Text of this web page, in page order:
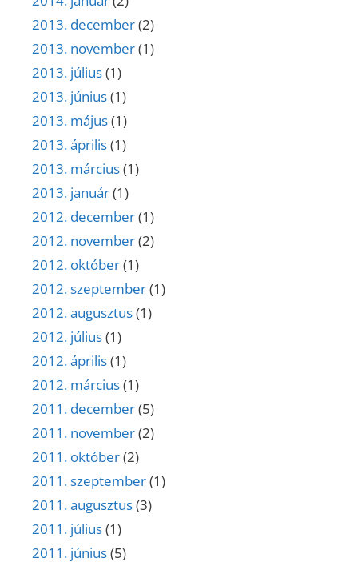
2013. december(2)
2013. november(1)
2013. július(1)
2013. június(1)
2013. május(1)
2013. április(1)
2013. március(1)
2013. január(1)
2012. december(1)
2012. november(2)
2012. október(1)
2012. szeptember(1)
2012. augusztus(1)
2012. július(1)
2012. április(1)
2012. március(1)
2011. december(5)
2011. november(2)
2011. október(2)
2011. szeptember(1)
2011. augusztus(3)
2011. július(1)
2011. június(5)